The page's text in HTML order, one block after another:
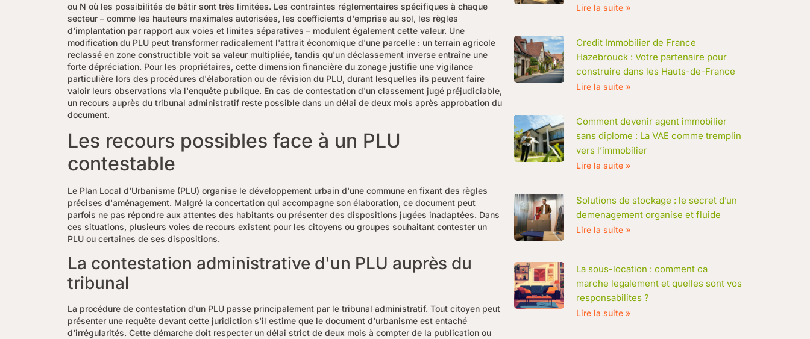
ou N où les possibilités de bâtir sont très limitées. Les contraintes réglementaires spécifiques à chaque
secteur – comme les hauteurs maximales autorisées, les coefficients d'emprise au sol, les règles
d'implantation par rapport aux voies et limites séparatives – modulent également cette valeur. Une
modification du PLU peut transformer radicalement l'attrait économique d'une parcelle : un terrain agricole
reclassé en zone constructible voit sa valeur multipliée, tandis qu'un déclassement inverse entraîne une
forte dépréciation. Pour les propriétaires, cette dimension financière du zonage justifie une vigilance
particulière lors des procédures d'élaboration ou de révision du PLU, durant lesquelles ils peuvent faire
valoir leurs observations via l'enquête publique. En cas de contestation d'un classement jugé préjudiciable,
un recours auprès du tribunal administratif reste possible dans un délai de deux mois après approbation du
document.
Les recours possibles face à un PLU
contestable
Le Plan Local d'Urbanisme (PLU) organise le développement urbain d'une commune en fixant des règles
précises d'aménagement. Malgré la concertation qui accompagne son élaboration, ce document peut
parfois ne pas répondre aux attentes des habitants ou présenter des dispositions jugées inadaptées. Dans
ces situations, plusieurs voies de recours existent pour les citoyens ou groupes souhaitant contester un
PLU ou certaines de ses dispositions.
La contestation administrative d'un PLU auprès du
tribunal
La procédure de contestation d'un PLU passe principalement par le tribunal administratif. Tout citoyen peut
présenter une requête devant cette juridiction s'il estime que le document d'urbanisme est entaché
d'irrégularités. Cette démarche doit respecter un délai strict de deux mois à compter de la publication ou
Lire la suite »
Credit Immobilier de France
Hazebrouck : Votre partenaire pour
construire dans les Hauts-de-France
Lire la suite »
Comment devenir agent immobilier
sans diplome : La VAE comme tremplin
vers l’immobilier
Lire la suite »
Solutions de stockage : le secret d’un
demenagement organise et fluide
Lire la suite »
La sous-location : comment ca
marche legalement et quelles sont vos
responsabilites ?
Lire la suite »